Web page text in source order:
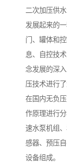
二次加压供
发展起来的
门、罐体和
息、自控技
念发展的深
压技术进行
在国内无负
作原理进行
速水泵机组
感器、预压
设备组成。